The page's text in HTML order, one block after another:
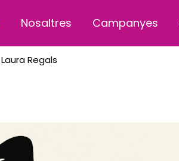
Nosaltres Campanyes
Laura Regals